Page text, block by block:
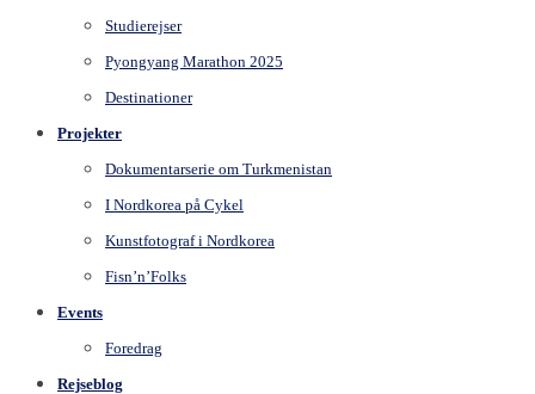
Studierejser
Pyongyang Marathon 2025
Destinationer
Projekter
Dokumentarserie om Turkmenistan
I Nordkorea på Cykel
Kunstfotograf i Nordkorea
Fisn’n’Folks
Events
Foredrag
Rejseblog